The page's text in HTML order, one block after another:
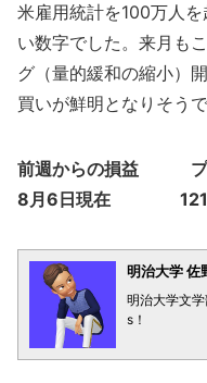
米雇用統計を100万人
い数字でした。来月も
グ（量的緩和の縮小）
買いが鮮明となりそうで
前週からの損益 プ
8月6日現在 121
明治大学 佐
明治大学文
s！